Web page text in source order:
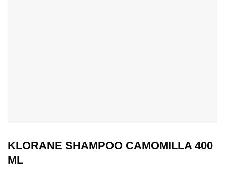
KLORANE SHAMPOO CAMOMILLA 400
ML